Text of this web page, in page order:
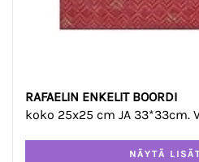
RAFAELIN ENKELIT BOORDI
koko 25x25 cm JA 33*33cm.